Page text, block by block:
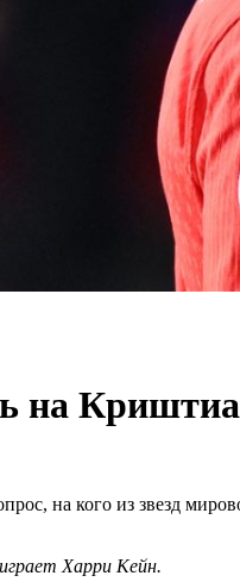
на
на кого из звезд
Харри Кейн.